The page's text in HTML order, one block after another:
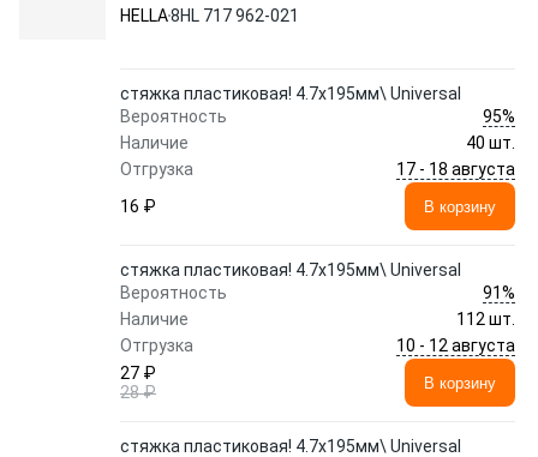
HELLA8HL 717 962-021
стяжка пластиковая! 4.7x195мм\ Universal
Вероятность
95%
Наличие
40 шт.
Отгрузка
17 - 18 августа
16 ₽
В корзину
стяжка пластиковая! 4.7x195мм\ Universal
Вероятность
91%
Наличие
112 шт.
Отгрузка
10 - 12 августа
27 ₽
28 ₽
В корзину
стяжка пластиковая! 4.7x195мм\ Universal